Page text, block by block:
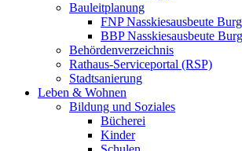
Bauleitplanung
FNP Nasskiesausbeute
BBP Nasskiesausbeute
Behördenverzeichnis
Rathaus-Serviceportal (RSP)
Stadtsanierung
Leben & Wohnen
Bildung und Soziales
Bücherei
Kinder